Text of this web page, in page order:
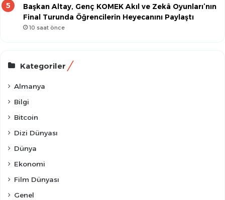
Başkan Altay, Genç KOMEK Akıl ve Zekâ Oyunları’nın
Final Turunda Öğrencilerin Heyecanını Paylaştı
10 saat önce
Kategoriler
Almanya
Bilgi
Bitcoin
Dizi Dünyası
Dünya
Ekonomi
Film Dünyası
Genel